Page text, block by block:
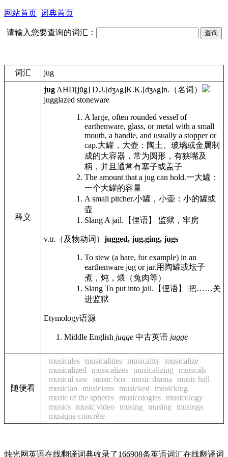
网站首页 词典首页
请输入您要查询的词汇：
词汇 jug
释义
jug AHD[jŭg] D.J.[dʒʌg]K.K.[dʒʌg]n. （名词）
jugglazed stoneware
A large, often rounded vessel of
earthenware, glass, or metal with a small
mouth, a handle, and usually a stopper or
cap.大罐，大壶：陶土、玻璃或金属制
成的大容器，常为圆形，有狭嘴及
柄，并且通常有塞子或盖子
The amount that a jug can hold.一大罐：
一个大罐的容量
A small pitcher.小罐，小壶：小的罐或
壶
Slang A jail. 【俚语】 监狱，牢房
v.tr. （及物动词） jugged, jug.ging, jugs
To stew (a hare, for example) in an
earthenware jug or jar.用陶罐或坛子
煮，炖，煨（兔肉等）
Slang To put into jail. 【俚语】 把……关
进监狱
Etymology语源
Middle English jugge 中古英语 jugge
随便看
musicales musicalities musicality musicalize
musicalized
musicalizes musicalizing
musicals
musical saw
music box music drama
music hall
musician
musicians musicked
musicking
music of the spheres musicologies musicology
musics music video musing musing
musings
musique concrète
烛光网英语在线翻译词典收录了166908条英语词汇在线翻译词